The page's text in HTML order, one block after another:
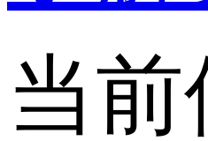
当前